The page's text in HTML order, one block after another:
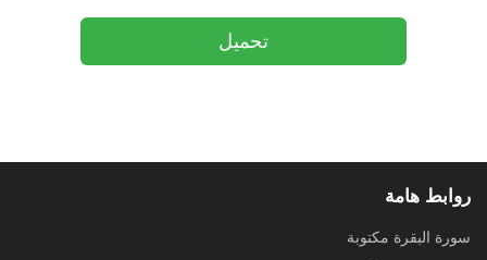
تحميل
روابط هامة
سورة البقرة مكتوبة